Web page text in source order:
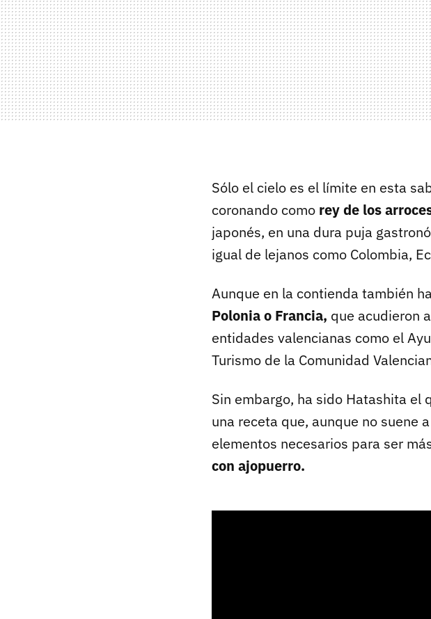
Sólo el cielo es el límite en esta
coronando como rey de los
japonés, en una dura puja
igual de lejanos como Colombia,
Aunque en la contienda también
Polonia o Francia, que acudieron
entidades valencianas como el
Turismo de la Comunidad
Sin embargo, ha sido Hatashita el
una receta que, aunque no suene
elementos necesarios para ser
con ajopuerro.